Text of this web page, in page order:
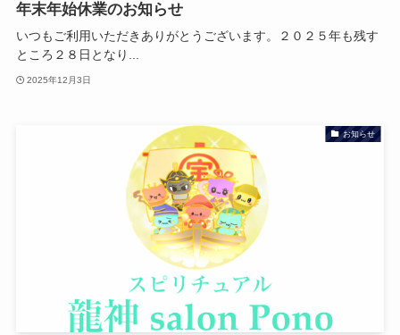
年末年始休業のお知らせ
いつもご利用いただきありがとうございます。２０２５年も残す
ところ２８日となり...
2025年12月3日
お知らせ